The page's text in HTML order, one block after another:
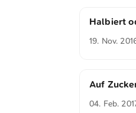
Halbiert
19. Nov.
Auf
04. Feb.